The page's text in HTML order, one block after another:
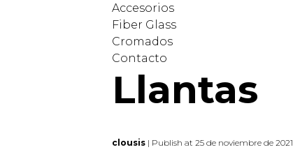
Accesorios
Fiber Glass
Cromados
Contacto
Llantas
clousis | Publish at 25 de noviembre de 2021